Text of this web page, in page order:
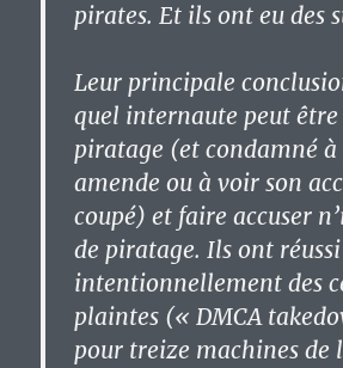
pirates. Et ils ont eu des
Leur principale
quel internaute peut être
piratage (et condamné à
amende ou à voir son
coupé) et faire accuser
de piratage. Ils ont
intentionnellement des
plaintes (« DMCA
pour treize machines de